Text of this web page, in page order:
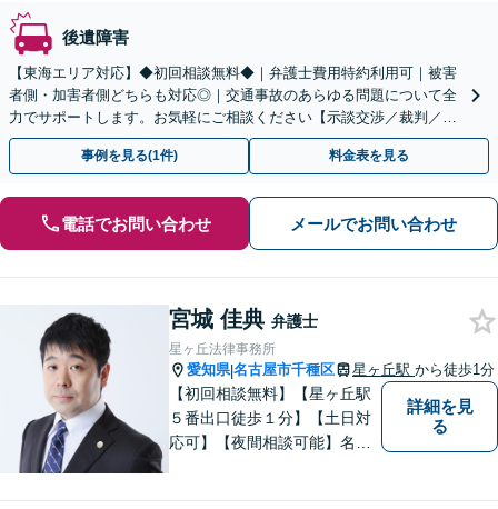
後遺障害
【東海エリア対応】◆初回相談無料◆｜弁護士費用特約利用可｜被害
者側・加害者側どちらも対応◎｜交通事故のあらゆる問題について全
力でサポートします。お気軽にご相談ください【示談交渉／裁判／被
害者請求／後遺障害等級】
事例を見る(1件) 料金表を見る
電話でお問い合わせ メールでお問い合わせ
宮城 佳典 弁護士
星ヶ丘法律事務所
愛知県|名古屋市千種区 星ヶ丘駅 から徒歩1分
【初回相談無料】【星ヶ丘駅
５番出口徒歩１分】【土日対
応可】【夜間相談可能】名古
詳細を見
る